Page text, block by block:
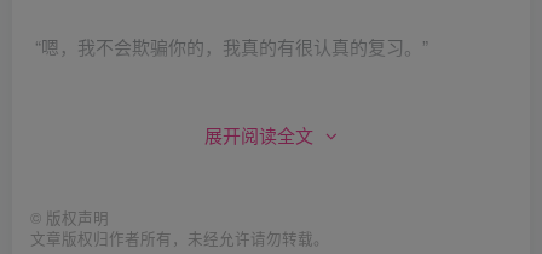
“嗯，我不会欺骗你的，我真的有很认真的复习。”
展开阅读全文
© 版权声明
文章版权归作者所有，未经允许请勿转载。